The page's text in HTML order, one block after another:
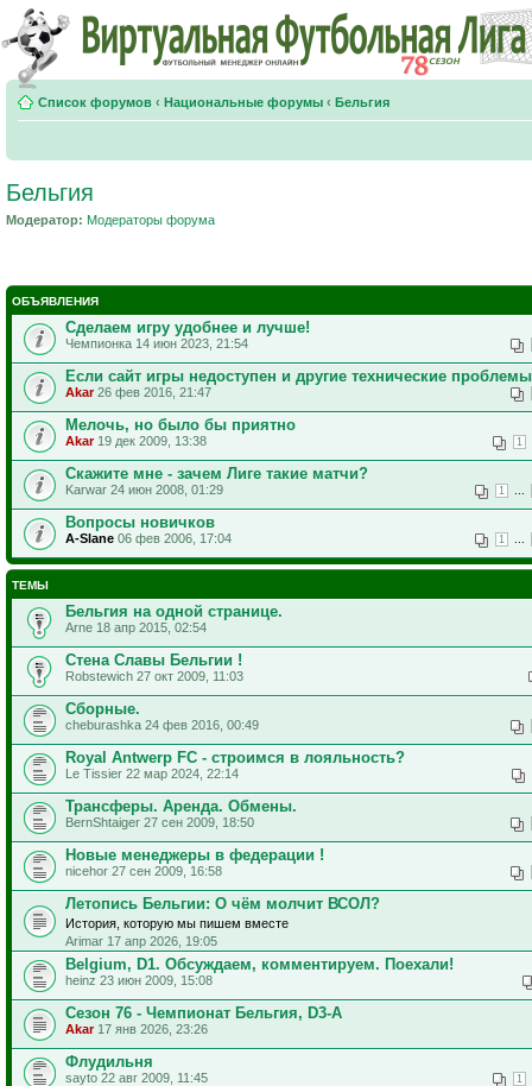
Список форумов ‹ Национальные форумы ‹ Бельгия
Бельгия
Модератор: Модераторы форума
ОБЪЯВЛЕНИЯ
Сделаем игру удобнее и лучше!
Чемпионка 14 июн 2023, 21:54
Если сайт игры недоступен и другие технические проблемы
Akar26 фев 2016, 21:47
Мелочь, но было бы приятно
1
Akar19 дек 2009, 13:38
Скажите мне - зачем Лиге такие матчи?
1
Karwar 24 июн 2008, 01:29
Вопросы новичков
1
A-Slane 06 фев 2006, 17:04
ТЕМЫ
Бельгия на одной странице.
Arne 18 апр 2015, 02:54
Стена Славы Бельгии !
Robstewich 27 окт 2009, 11:03
Сборные.
cheburashka 24 фев 2016, 00:49
Royal Antwerp FC - строимся в лояльность?
Le Tissier 22 мар 2024, 22:14
Трансферы. Аренда. Обмены.
BernShtaiger 27 сен 2009, 18:50
Новые менеджеры в федерации !
nicehor 27 сен 2009, 16:58
Летопись Бельгии: О чём молчит ВСОЛ?
История, которую мы пишем вместе
Arimar 17 апр 2026, 19:05
Belgium, D1. Обсуждаем, комментируем. Поехали!
heinz 23 июн 2009, 15:08
Сезон 76 - Чемпионат Бельгия, D3-A
Akar17 янв 2026, 23:26
Флудильня
1
sayto 22 авг 2009, 11:45